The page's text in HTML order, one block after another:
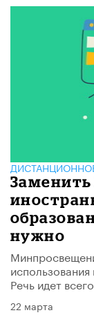
Заменить
нужно
Речь идет
22 марта